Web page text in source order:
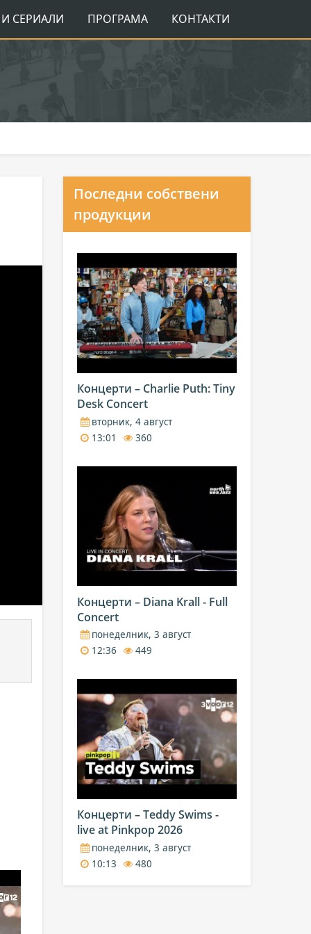
СЕРИАЛИ ПРОГРАМА КОНТАКТИ
Последни собствени
продукции
Концерти – Charlie Puth: Tiny
Desk Concert
вторник, 4 август
13:01
360
Концерти – Diana Krall - Full
Concert
понеделник, 3 август
12:36
449
Концерти – Teddy Swims -
live at Pinkpop 2026
понеделник, 3 август
10:13
480